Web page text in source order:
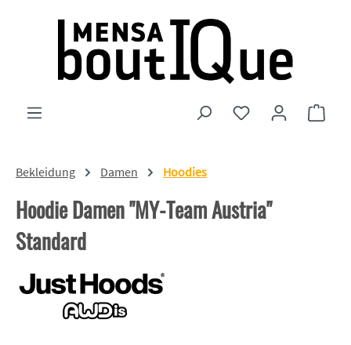
Zum Hauptinhalt springen
Du hast 0
Bekleidung Damen Hoodies
Hoodie Damen "MY-Team Austria"
Standard